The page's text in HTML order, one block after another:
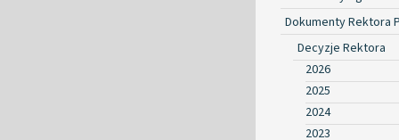
Dokumenty Rektora
Decyzje Rektora
2026
2025
2024
2023